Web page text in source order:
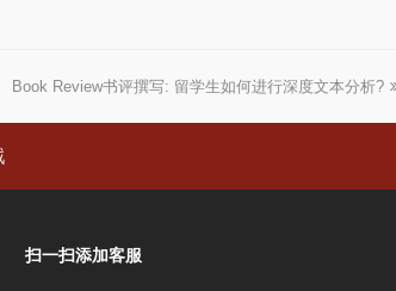
下
章:
Book Review书评撰写: 留学生如何进行深度文本分析?
扫一扫添加客服